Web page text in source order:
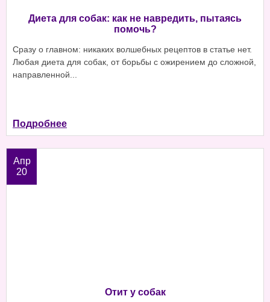
Диета для собак: как не навредить, пытаясь
помочь?
Сразу о главном: никаких волшебных рецептов в статье нет.
Любая диета для собак, от борьбы с ожирением до сложной,
направленной...
Подробнее
Апр
20
Отит у собак